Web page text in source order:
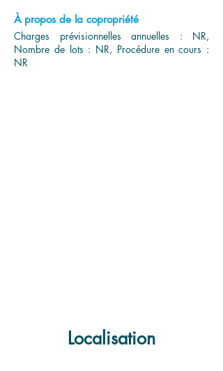
À propos de la copropriété
Charges prévisionnelles annuelles : NR,
Nombre de lots : NR, Procédure en cours :
NR
Localisation